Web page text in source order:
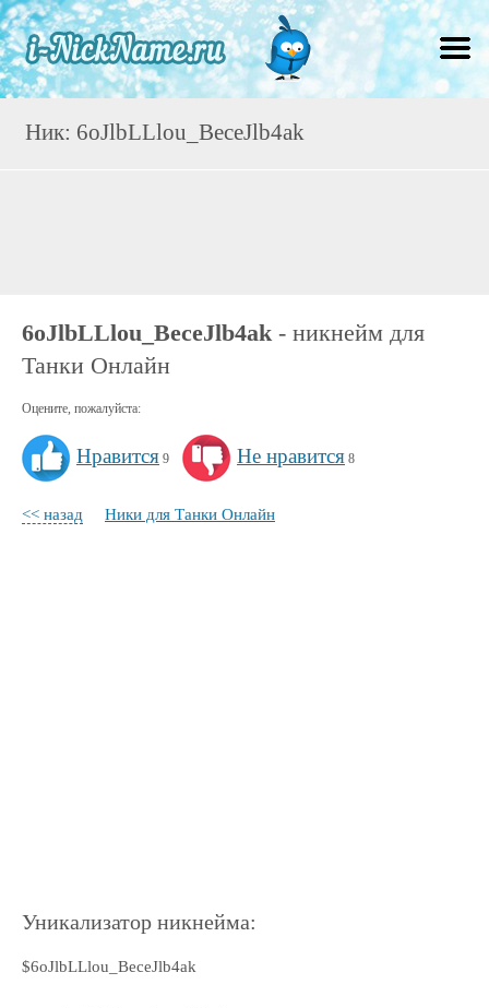
Ник: 6oJlbLLlou_BeceJlb4ak
6oJlbLLlou_BeceJlb4ak- никнейм для
Танки Онлайн
Оцените, пожалуйста:
Нравится 9 Не нравится 8
<< назад Ники для Танки Онлайн
Уникализатор никнейма:
$6oJlbLLlou_BeceJlb4ak